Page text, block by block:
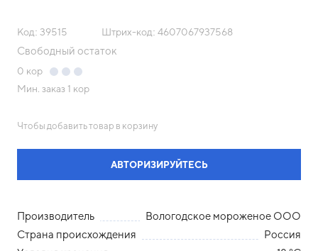
Код: 39515 Штрих-код: 4607067937568
Свободный остаток
0 кор
Мин. заказ 1 кор
Чтобы добавить товар в корзину
АВТОРИЗИРУЙТЕСЬ
Производитель
Вологодское мороженое ООО
Страна происхождения
Россия